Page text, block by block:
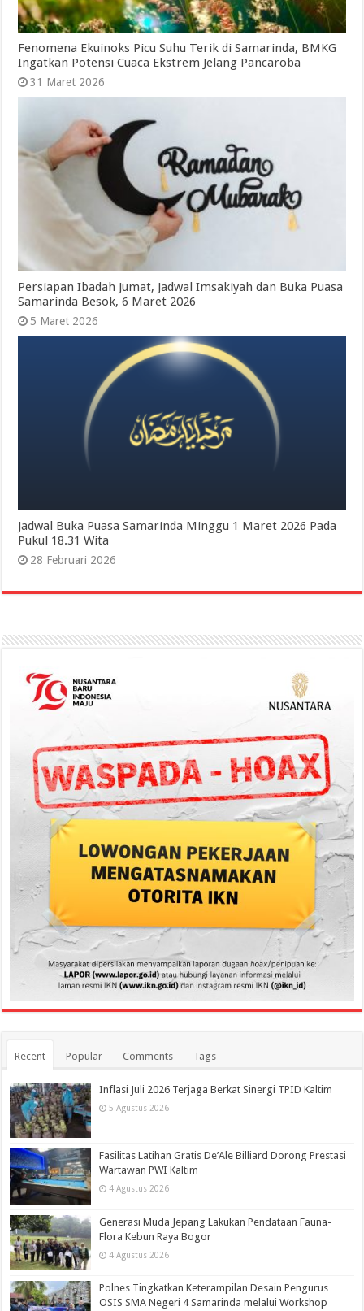
Fenomena Ekuinoks Picu Suhu Terik di Samarinda, BMKG
Ingatkan Potensi Cuaca Ekstrem Jelang Pancaroba
31 Maret 2026
Persiapan Ibadah Jumat, Jadwal Imsakiyah dan Buka Puasa
Samarinda Besok, 6 Maret 2026
5 Maret 2026
Jadwal Buka Puasa Samarinda Minggu 1 Maret 2026 Pada
Pukul 18.31 Wita
28 Februari 2026
Recent Popular Comments Tags
Inflasi Juli 2026 Terjaga Berkat Sinergi TPID Kaltim
5 Agustus 2026
Fasilitas Latihan Gratis De’Ale Billiard Dorong Prestasi
Wartawan PWI Kaltim
4 Agustus 2026
Generasi Muda Jepang Lakukan Pendataan Fauna-
Flora Kebun Raya Bogor
4 Agustus 2026
Polnes Tingkatkan Keterampilan Desain Pengurus
OSIS SMA Negeri 4 Samarinda melalui Workshop